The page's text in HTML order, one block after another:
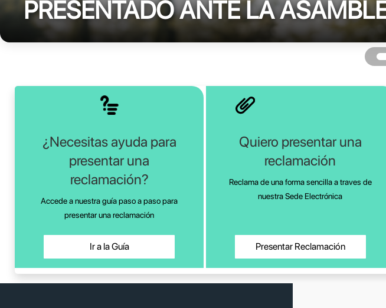
PRESENTADO ANTE LA
¿Necesitas ayuda para
presentar una
reclamación?
Accede a nuestra guía paso a paso para
presentar una reclamación
Ir a la Guía
Quiero presentar una
reclamación
Reclama de una forma sencilla a traves de
nuestra Sede Electrónica
Presentar Reclamación